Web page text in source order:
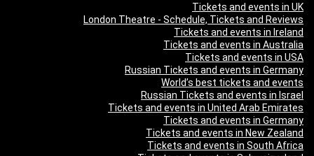
Tickets and events in UK
London Theatre - Schedule, Tickets and Reviews
Tickets and events in Ireland
Tickets and events in Australia
Tickets and events in USA
Russian Tickets and events in Germany
World’s best tickets and events
Russian Tickets and events in Israel
Tickets and events in United Arab Emirates
Tickets and events in Germany
Tickets and events in New Zealand
Tickets and events in South Africa